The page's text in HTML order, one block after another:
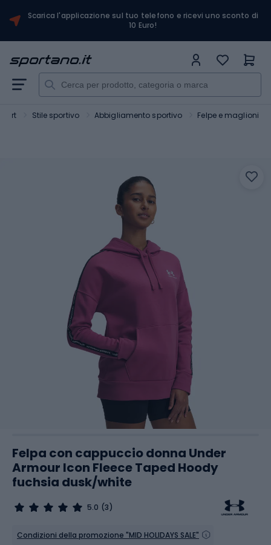
Scarica l'applicazione sul tuo telefono e ricevi uno sconto di
10 Euro!
Stile sportivo Abbigliamento sportivo Felpe e maglioni
Felpa con cappuccio donna Under
Armour Icon Fleece Taped Hoody
fuchsia dusk/white
5.0 (3)
Condizioni della promozione "MID HOLIDAYS SALE"